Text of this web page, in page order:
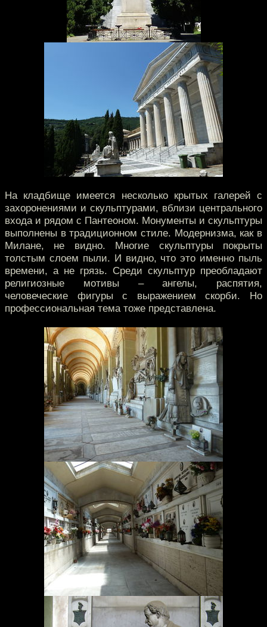
На кладбище имеется несколько крытых галерей с
захоронениями и скульптурами, вблизи центрального
входа и рядом с Пантеоном. Монументы и скульптуры
выполнены в традиционном стиле. Модернизма, как в
Милане, не видно. Многие скульптуры покрыты
толстым слоем пыли. И видно, что это именно пыль
времени, а не грязь. Среди скульптур преобладают
религиозные мотивы – ангелы, распятия,
человеческие фигуры с выражением скорби. Но
профессиональная тема тоже представлена.